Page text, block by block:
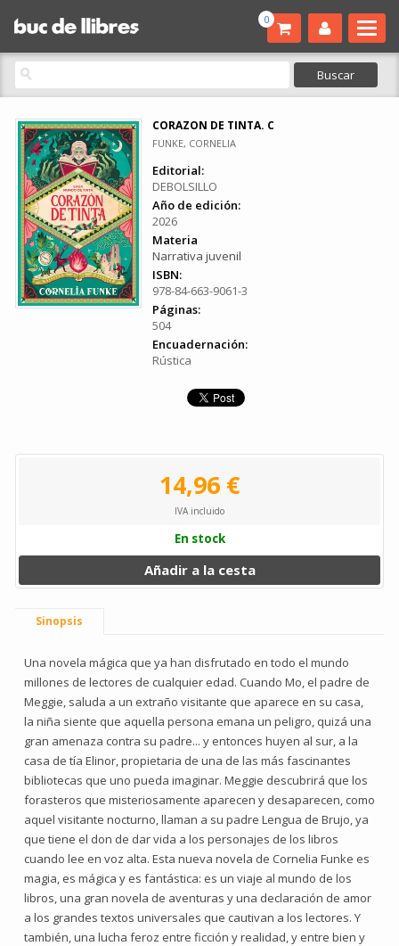
0
CORAZON DE TINTA. C
FUNKE, CORNELIA
Editorial:
DEBOLSILLO
Año de edición:
2026
Materia
Narrativa juvenil
ISBN:
978-84-663-9061-3
Páginas:
504
Encuadernación:
Rústica
14,96 €
IVA incluido
En stock
Añadir a la cesta
Sinopsis
Una novela mágica que ya han disfrutado en todo el mundo
millones de lectores de cualquier edad. Cuando Mo, el padre de
Meggie, saluda a un extraño visitante que aparece en su casa,
la niña siente que aquella persona emana un peligro, quizá una
gran amenaza contra su padre... y entonces huyen al sur, a la
casa de tía Elinor, propietaria de una de las más fascinantes
bibliotecas que uno pueda imaginar. Meggie descubrirá que los
forasteros que misteriosamente aparecen y desaparecen, como
aquel visitante nocturno, llaman a su padre Lengua de Brujo, ya
que tiene el don de dar vida a los personajes de los libros
cuando lee en voz alta. Esta nueva novela de Cornelia Funke es
magia, es mágica y es fantástica: es un viaje al mundo de los
libros, una gran novela de aventuras y una declaración de amor
a los grandes textos universales que cautivan a los lectores. Y
también, una lucha feroz entre ficción y realidad, y entre bien y